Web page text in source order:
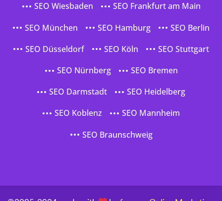
SEO Wiesbaden
SEO Frankfurt am Main
SEO München
SEO Hamburg
SEO Berlin
SEO Düsseldorf
SEO Köln
SEO Stuttgart
SEO Nürnberg
SEO Bremen
SEO Darmstadt
SEO Heidelberg
SEO Koblenz
SEO Mannheim
SEO Braunschweig